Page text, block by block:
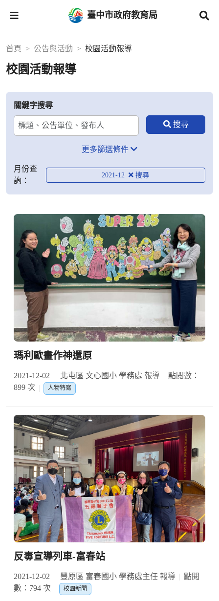
臺中市政府教育局
首頁 公告與活動 校園活動報導
校園活動報導
關鍵字搜尋
更多篩選條件
月份查
詢：
2021-12
瑪利歐畫作神還原
2021-12-02 北屯區 文心國小 學務處 報導
點閱數：
899 次
人物特寫
反毒宣導列車-富春站
2021-12-02 豐原區 富春國小 學務處主任 報導
點閱
數：794 次
校園新聞